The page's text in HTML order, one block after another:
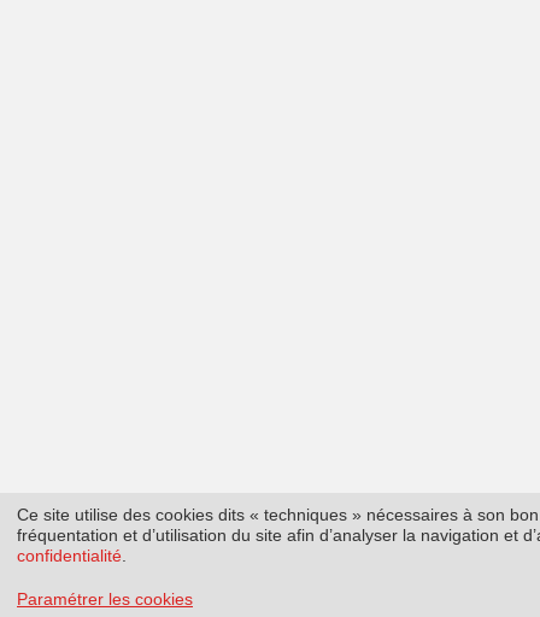
Ce site utilise des cookies dits « techniques » nécessaires à son
fréquentation et d’utilisation du site afin d’analyser la navigation et
confidentialité
Paramétrer les cookies